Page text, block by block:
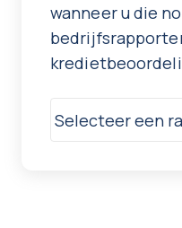
wanneer u die